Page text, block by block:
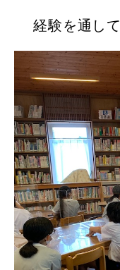
経験を通し